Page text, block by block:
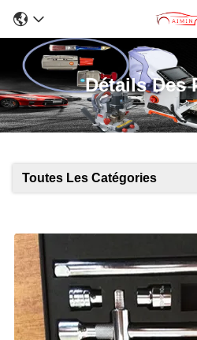
Détails Des
Toutes Les Catégories